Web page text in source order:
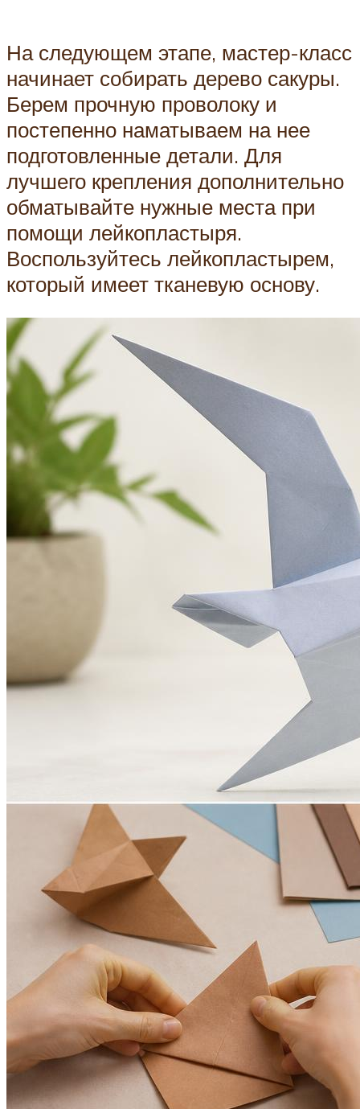
На следующем этапе, мастер-класс
начинает собирать дерево сакуры.
Берем прочную проволоку и
постепенно наматываем на нее
подготовленные детали. Для
лучшего крепления дополнительно
обматывайте нужные места при
помощи лейкопластыря.
Воспользуйтесь лейкопластырем,
который имеет тканевую основу.